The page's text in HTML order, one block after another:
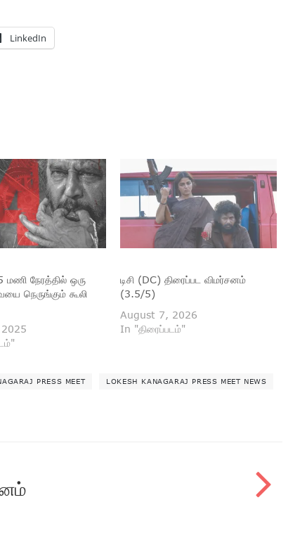
LinkedIn
நேரத்தில் ஒரு
நெருங்கும் கூலி
டிசி (DC) திரைப்பட விமர்சனம்
(3.5/5)
August 7, 2026
In "திரைப்படம்"
PRESS MEET LOKESH KANAGARAJ PRESS MEET NEWS